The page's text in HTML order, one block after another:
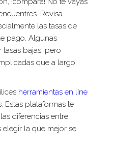
Revisa
las tasas de
pago. Algunas
bajas, pero
que a largo
herramientas en líne
Estas plataformas te
diferencias entre
elegir la que mejor se